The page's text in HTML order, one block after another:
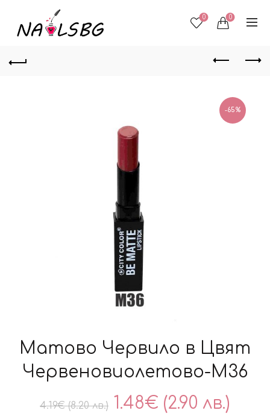
0 0
-65%
Матово Червило в Цвят
Червеновиолетово-M36
4.19€ (8.20 лв.) Original
1.48€ (2.90 лв.)